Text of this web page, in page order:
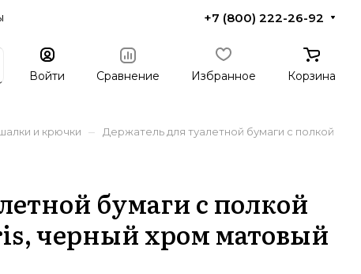
+7 (800) 222-26-92
Войти Сравнение Избранное Корзина
и крючки –
Держатель для туалетной бумаги с полкой
бумаги с полкой
черный хром матовый